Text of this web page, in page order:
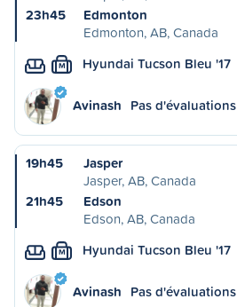
23h45
Edmonton
Edmonton, AB, Canada
M Hyundai Tucson Bleu '17
Avinash Pas d'évaluations
19h45
Jasper
Jasper, AB, Canada
21h45
Edson
Edson, AB, Canada
M Hyundai Tucson Bleu '17
Avinash Pas d'évaluations